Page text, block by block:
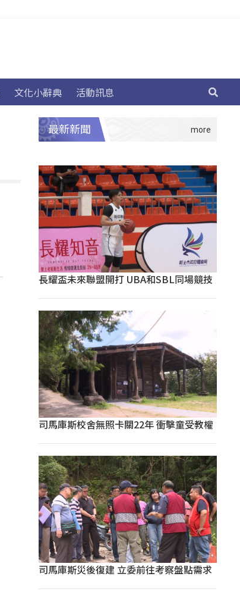
文化小辭典 活動訊息
最新新聞
長耀盃未來聯盟開打 UBA和SBL同場競技
司馬庫斯校舍無照卡關22年 衝擊童受教權
司馬庫斯災後復建 立委前往考察盤點需求